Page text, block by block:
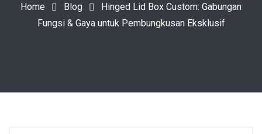
Home Blog
Hinged Lid Box Custom: Gabungan
Fungsi & Gaya untuk Pembungkusan Eksklusif